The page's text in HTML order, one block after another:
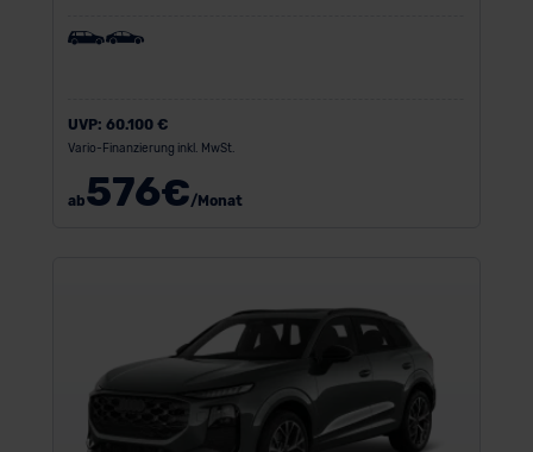
UVP: 60.100 €
Vario-Finanzierung inkl. MwSt.
ab576€/Monat